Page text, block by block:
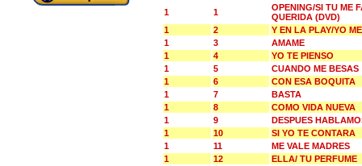
1 1
OPENING/SI TU ME
QUERIDA (DVD)
1
2
Y EN LA PLAY/YO
1
3
AMAME
1
4
YO TE PIENSO
1
5
CUANDO ME BESAS
1
6
CON ESA BOQUITA
1
7
BASTA
1
8
COMO VIDA NUEVA
1
9
DESPUES
1
10
SI YO TE CONTARA
1
11
ME VALE MADRES
1
12
ELLA/ TU PERFUME